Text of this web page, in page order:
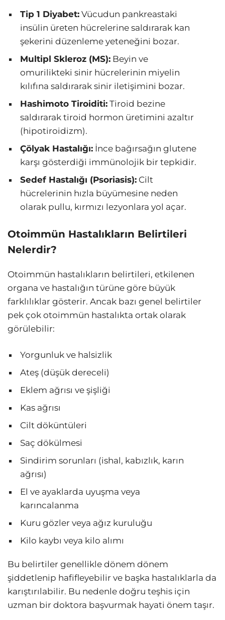
Tip 1 Diyabet: Vücudun pankreastaki
insülin üreten hücrelerine saldırarak kan
şekerini düzenleme yeteneğini bozar.
Multipl Skleroz (MS): Beyin ve
omurilikteki sinir hücrelerinin miyelin
kılıfına saldırarak sinir iletişimini bozar.
Hashimoto Tiroiditi: Tiroid bezine
saldırarak tiroid hormon üretimini azaltır
(hipotiroidizm).
Çölyak Hastalığı: İnce bağırsağın glutene
karşı gösterdiği immünolojik bir tepkidir.
Sedef Hastalığı (Psoriasis): Cilt
hücrelerinin hızla büyümesine neden
olarak pullu, kırmızı lezyonlara yol açar.
Otoimmün Hastalıkların Belirtileri
Nelerdir?
Otoimmün hastalıkların belirtileri, etkilenen
organa ve hastalığın türüne göre büyük
farklılıklar gösterir. Ancak bazı genel belirtiler
pek çok otoimmün hastalıkta ortak olarak
görülebilir:
Yorgunluk ve halsizlik
Ateş (düşük dereceli)
Eklem ağrısı ve şişliği
Kas ağrısı
Cilt döküntüleri
Saç dökülmesi
Sindirim sorunları (ishal, kabızlık, karın
ağrısı)
El ve ayaklarda uyuşma veya
karıncalanma
Kuru gözler veya ağız kuruluğu
Kilo kaybı veya kilo alımı
Bu belirtiler genellikle dönem dönem
şiddetlenip hafifleyebilir ve başka hastalıklarla da
karıştırılabilir. Bu nedenle doğru teşhis için
uzman bir doktora başvurmak hayati önem taşır.